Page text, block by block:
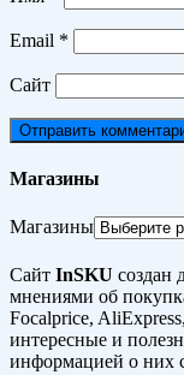
Email *
Сайт
Магазины
Магазины
Сайт InSKU создан
мнениями об
Focalprice,
интересные и
информацией о них